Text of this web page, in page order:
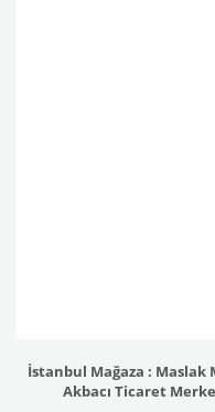
İstanbul Mağaza : Maslak
Akbacı Ticaret